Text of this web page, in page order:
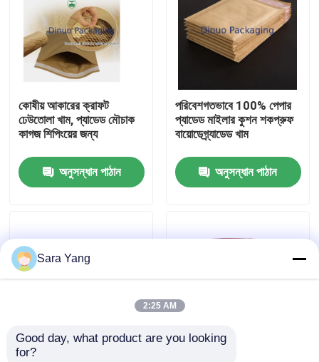
ভিডিও
আমাদের সম্পর্কে
কারখানা ভ্রমণ
মান নিয়ন্ত্রণ
খবর
বুদ্বুদ মেইলিং ব্যাগ
কোষীয় আকারের ক্রাফট
ঢেউতোলা খাম, প্যাডেড মৌচাক
কাগজ শিপিংয়ের জন্য
অনুসন্ধান পাঠান
পরিবেশগতভাবে 100% পেপার
প্যাডেড মাইলার কুশন শকপ্রুফ
বায়োডেগ্র্যাডেড খাম
অনুসন্ধান পাঠান
কাস্টম কম্পোস্টেবল মধুচক্র
Sara Yang
2:25 AM
Good day, what product are you looking
for?